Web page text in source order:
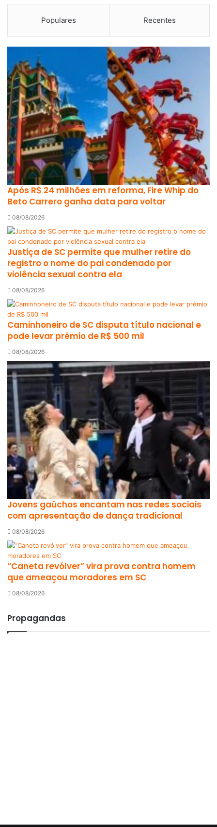
Populares Recentes
Após R$ 24 milhões em reforma, Fire Whip do
Beto Carrero ganha data para voltar
08/08/2026
Justiça de SC permite que mulher retire do
registro o nome do pai condenado por
violência sexual contra ela
08/08/2026
Caminhoneiro de SC disputa título nacional e
pode levar prêmio de R$ 500 mil
08/08/2026
Jovens gaúchos encantam nas redes sociais
com apresentação de dança tradicional
08/08/2026
“Caneta revólver” vira prova contra homem
que ameaçou moradores em SC
08/08/2026
Propagandas